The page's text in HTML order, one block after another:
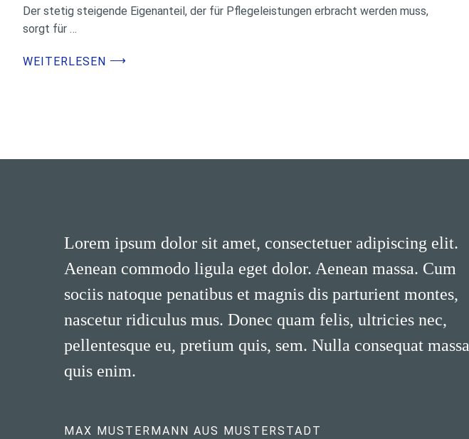
Der stetig steigende Eigenanteil, der für Pflegeleistungen erbracht werden muss,
sorgt für …
WEITERLESEN ⟶
Lorem ipsum dolor sit amet, consectetuer adipiscing elit.
Aenean commodo ligula eget dolor. Aenean massa. Cum
sociis natoque penatibus et magnis dis parturient montes,
nascetur ridiculus mus. Donec quam felis, ultricies nec,
pellentesque eu, pretium quis, sem. Nulla consequat massa
quis enim.
MAX MUSTERMANN AUS MUSTERSTADT